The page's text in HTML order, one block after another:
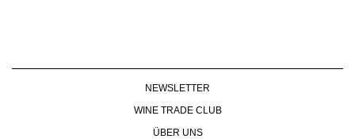
NEWSLETTER
WINE TRADE CLUB
ÜBER UNS